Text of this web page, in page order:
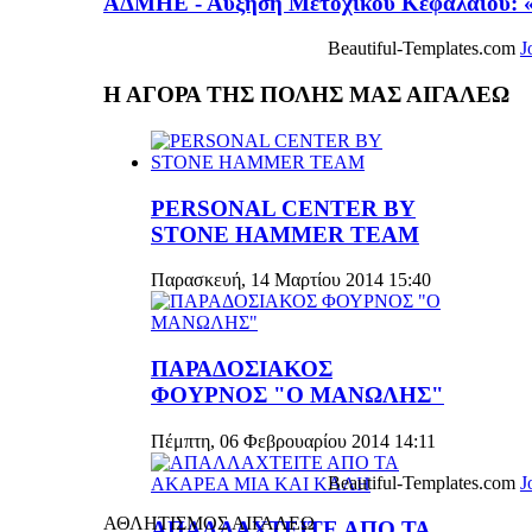
Beautiful-Templates.com
Η ΑΓΟΡΑ ΤΗΣ ΠΟΛΗΣ ΜΑΣ ΑΙΓΑΛΕΩ
PERSONAL CENTER BY
STONE HAMMER TEAM
Παρασκευή, 14 Μαρτίου 2014 15:40
ΠΑΡΑΔΟΣΙΑΚΟΣ
ΦΟΥΡΝΟΣ "Ο ΜΑΝΩΛΗΣ"
Πέμπτη, 06 Φεβρουαρίου 2014 14:11
Beautiful-Templates.com
ΑΘΛΗΤΙΣΜΟΣ ΑΙΓΑΛΕΩ